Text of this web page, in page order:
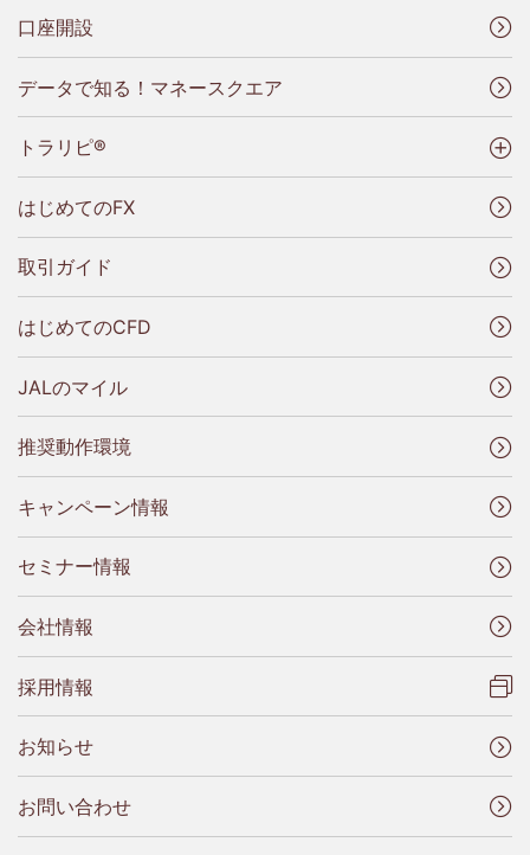
口座開設
データで知る！マネースクエア
トラリピ®
はじめてのFX
取引ガイド
はじめてのCFD
JALのマイル
推奨動作環境
キャンペーン情報
セミナー情報
会社情報
採用情報
お知らせ
お問い合わせ